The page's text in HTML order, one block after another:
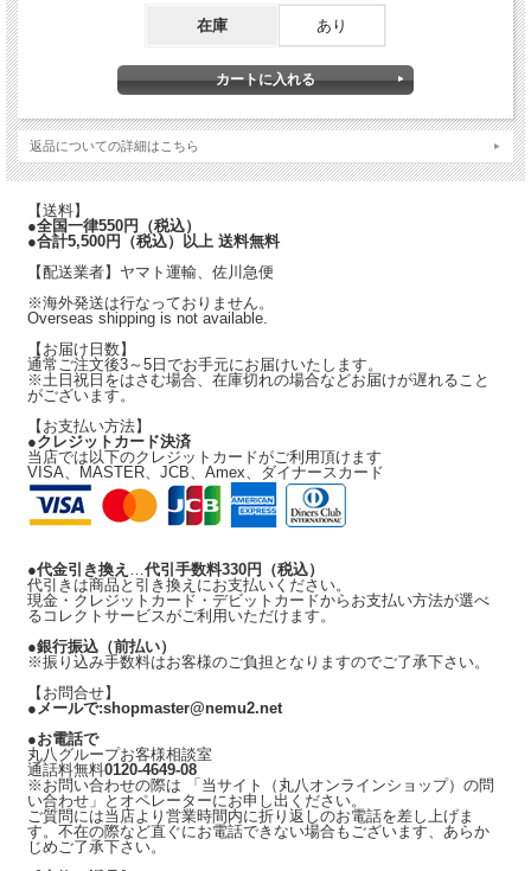
在庫 あり
返品についての詳細はこちら
【送料】
●全国一律550円（税込）
●合計5,500円（税込）以上 送料無料
【配送業者】ヤマト運輸、佐川急便
※海外発送は行なっておりません。
Overseas shipping is not available.
【お届け日数】
通常ご注文後3～5日でお手元にお届けいたします。
※土日祝日をはさむ場合、在庫切れの場合などお届けが遅れること
がございます。
【お支払い方法】
●クレジットカード決済
当店では以下のクレジットカードがご利用頂けます
VISA、MASTER、JCB、Amex、ダイナースカード
●代金引き換え 代引手数料330円 （税込）
代引きは商品と引き換えにお支払いください。
現金・クレジットカード・デビットカードからお支払い方法が選べ
るコレクトサービスがご利用いただけます。
●銀行振込（前払い）
※振り込み手数料はお客様のご負担となりますのでご了承下さい。
【お問合せ】
● メールで:shopmaster@nemu2.net
●お電話で
丸八グループお客様相談室
通話料無料0120-4649-08
※お問い合わせの際は 「当サイト（丸八オンラインショップ）の問
い合わせ」とオペレーターにお申し出ください。
ご質問には当店より営業時間内に折り返しのお電話を差し上げま
す。不在の際など直ぐにお電話できない場合もございます、あらか
じめご了承下さい。